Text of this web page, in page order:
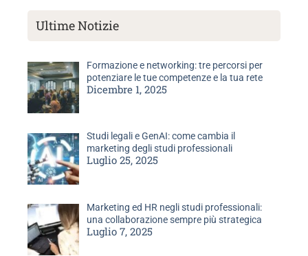
Ultime Notizie
Formazione e networking: tre percorsi per
potenziare le tue competenze e la tua rete
Dicembre 1, 2025
Studi legali e GenAI: come cambia il
marketing degli studi professionali
Luglio 25, 2025
Marketing ed HR negli studi professionali:
una collaborazione sempre più strategica
Luglio 7, 2025